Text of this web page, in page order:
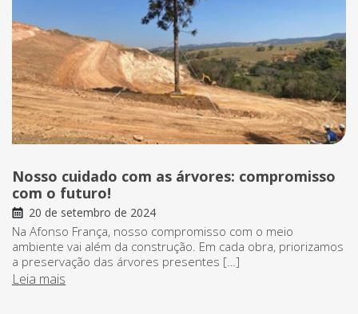
Nosso cuidado com as árvores: compromisso
com o futuro!
20 de setembro de 2024
Na Afonso França, nosso compromisso com o meio
ambiente vai além da construção. Em cada obra, priorizamos
a preservação das árvores presentes […]
Leia mais